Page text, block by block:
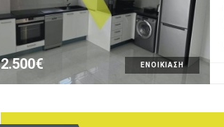
ΕΝΟΙΚΙΑΣΗ
2.500€